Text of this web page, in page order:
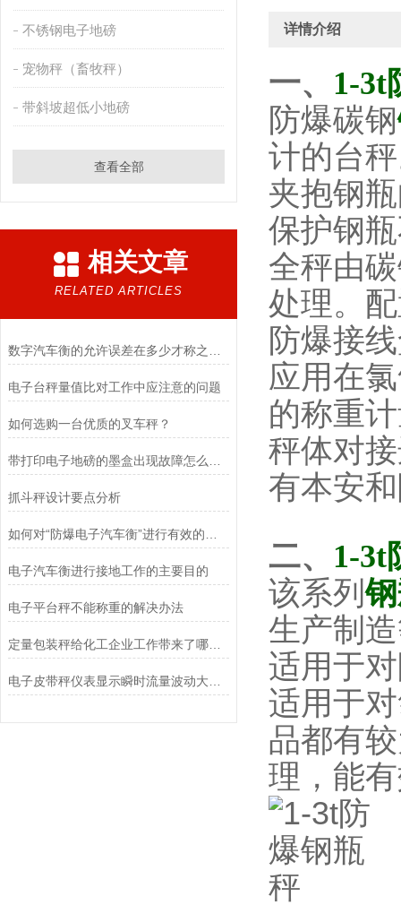
不锈钢电子地磅
宠物秤（畜牧秤）
带斜坡超低小地磅
查看全部
相关文章
RELATED ARTICLES
电子台秤量值比对工作中应注意的问题
如何选购一台优质的叉车秤？
抓斗秤设计要点分析
电子汽车衡进行接地工作的主要目的
电子平台秤不能称重的解决办法
定量包装秤给化工企业工作带来了哪些便利？
详情介绍
一、 1-3t
防爆碳钢
计的台
夹抱钢
保护钢
全秤由
处理。
防爆接
应用在
的称重
秤体对
有本安
二、 1-3t
该系列
生产制
适用于
适用于
品都有
理，能